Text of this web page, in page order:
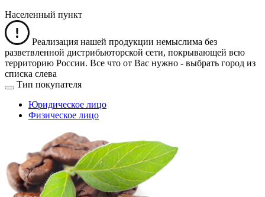
Населенный пункт
Реализация нашей продукции немыслима без
разветвленной дистрибьюторской сети, покрывающей всю
территорию России. Все что от Вас нужно - выбрать город из
списка слева
Тип покупателя
Юридическое лицо
Физическое лицо